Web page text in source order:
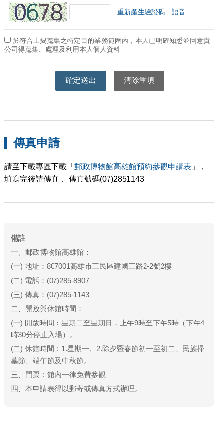
重新產生驗證碼 語音
於符合上揭蒐集之特定目的業務範圍內，本人已明確知悉並同意貴
公司得蒐集、處理及利用本人個人資料
傳真申請
請至下載專區下載「 郵政博物館高雄館預約參觀申請表 」，
填寫完後請傳真， 傳真號碼(07)2851143
備註
一、郵政博物館高雄館：
(一) 地址：807001高雄市三民區建國三路2-2號2樓
(二) 電話：(07)285-8907
(三) 傳真：(07)285-1143
二、開放與休館時間：
(一) 開放時間：星期二至星期日，上午9時至下午5時（下午4
時30分停止入場）。
(二) 休館時間：1.星期一。2.除夕暨春節初一至初二、民族掃
墓節、端午節及中秋節。
三、門票：館內一律免費參觀
四、本申請表得以郵寄或傳真方式辦理。